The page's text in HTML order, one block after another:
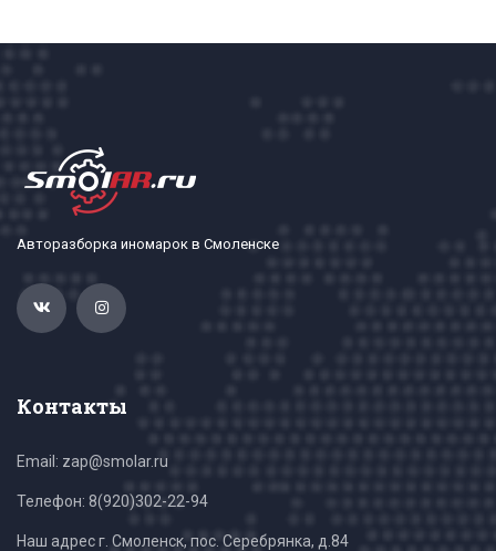
Авторазборка иномарок в Смоленске
Контакты
Email: zap@smolar.ru
Телефон: 8(920)302-22-94
Наш адрес г. Смоленск, пос. Серебрянка, д.84